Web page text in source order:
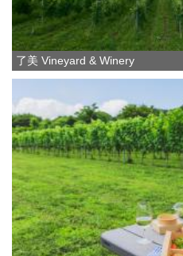
了美 Vineyard & Winery